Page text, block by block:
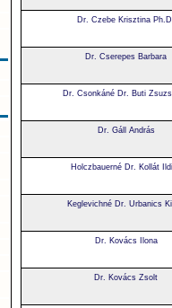
Dr. Czebe Krisztina
Dr. Cserepes Barbara
Dr. Csonkáné Dr. Buti
Dr. Gáll András
Holczbauerné Dr. Kollát
Keglevichné Dr. Urbanics
Dr. Kovács Ilona
Dr. Kovács Zsolt